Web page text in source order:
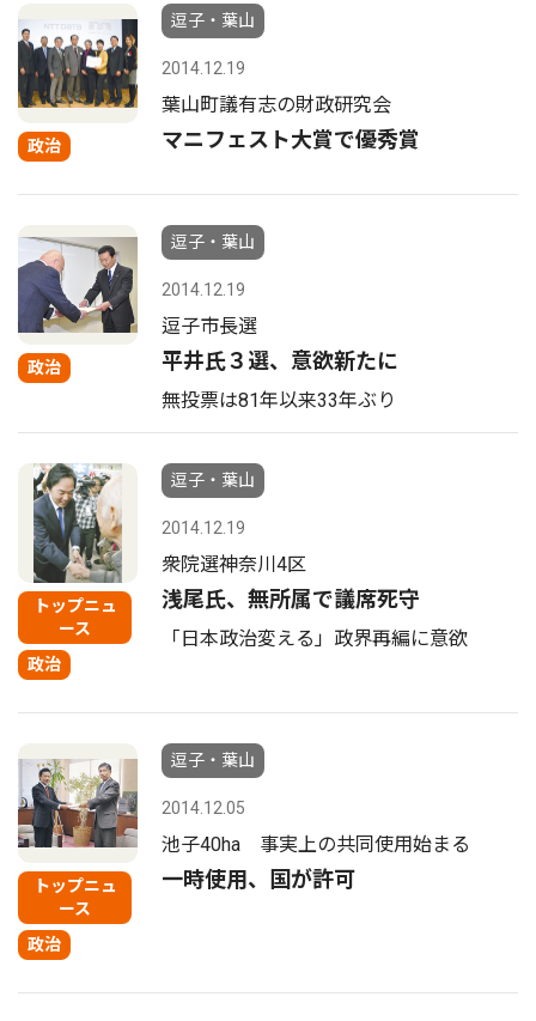
政治
逗子・葉山
2014.12.19
葉山町議有志の財政研究会
マニフェスト大賞で優秀賞
政治
逗子・葉山
2014.12.19
逗子市長選
平井氏３選、意欲新たに
無投票は81年以来33年ぶり
トップニュ
ース
政治
逗子・葉山
2014.12.19
衆院選神奈川4区
浅尾氏、無所属で議席死守
「日本政治変える」政界再編に意欲
トップニュ
ース
政治
逗子・葉山
2014.12.05
池子40ha 事実上の共同使用始まる
一時使用、国が許可